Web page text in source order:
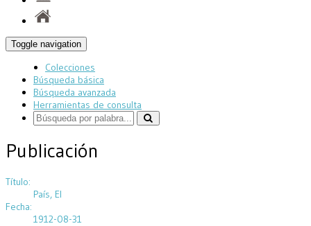
Toggle navigation
Colecciones
Búsqueda básica
Búsqueda avanzada
Herramientas de consulta
Publicación
Título:
País, El
Fecha:
1912-08-31